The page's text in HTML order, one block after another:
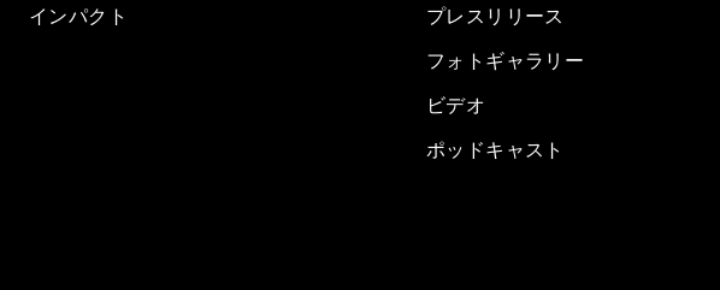
インパクト
プレスリリース
フォトギャラリー
ビデオ
ポッドキャスト